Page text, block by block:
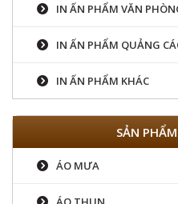
IN ẤN PHẨM VĂN
IN ẤN PHẨM QUẢNG
IN ẤN PHẨM KHÁC
SẢN
ÁO MƯA